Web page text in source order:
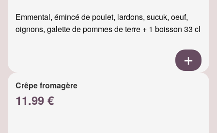
Emmental, émincé de poulet, lardons, sucuk, oeuf,
oignons, galette de pommes de terre + 1 boisson 33 cl
Crêpe fromagère
11.99 €